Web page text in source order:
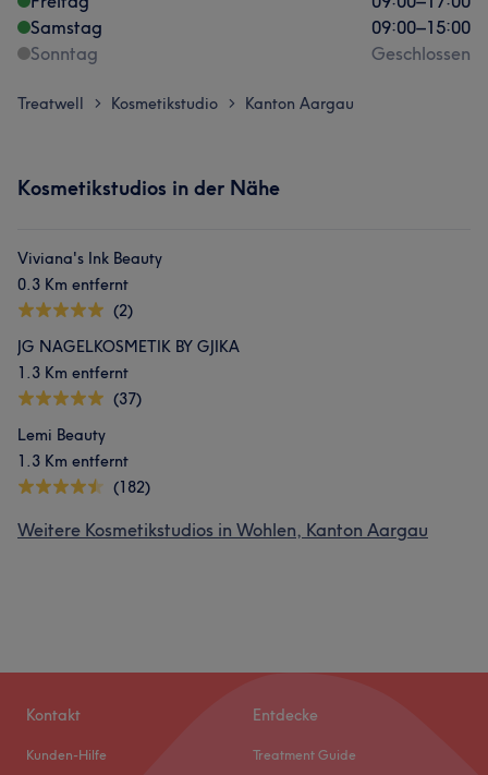
Samstag
09:00–15:00
Sonntag
Geschlossen
Treatwell > Kosmetikstudio > Kanton Aargau
Kosmetikstudios in der Nähe
Viviana's Ink Beauty
0.3 Km entfernt
(2)
JG NAGELKOSMETIK BY GJIKA
1.3 Km entfernt
(37)
Lemi Beauty
1.3 Km entfernt
(182)
Weitere Kosmetikstudios in Wohlen, Kanton Aargau
Kontakt
Kunden-Hilfe
Entdecke
Treatment Guide